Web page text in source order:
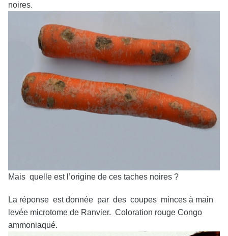
noires.
Mais quelle est l’origine de ces taches noires ?
La réponse est donnée par des coupes minces à main
levée microtome de Ranvier. Coloration rouge Congo
ammoniaqué.